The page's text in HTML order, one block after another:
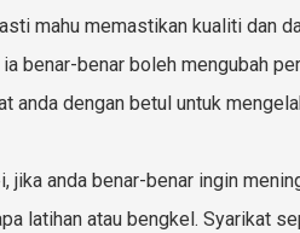
mahu memastikan kualiti dan
benar-benar boleh mengubah
anda dengan betul untuk
jika anda benar-benar ingin
latihan atau bengkel. Syarikat